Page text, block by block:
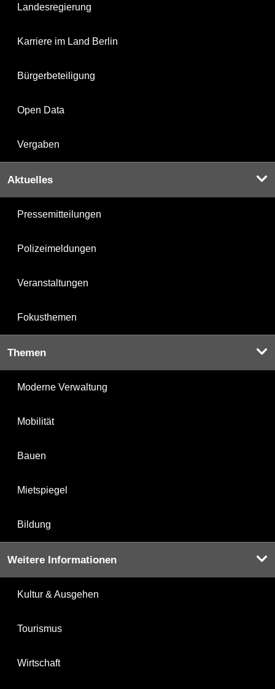
Landesregierung
Karriere im Land Berlin
Bürgerbeteiligung
Open Data
Vergaben
Aktuelles
Pressemitteilungen
Polizeimeldungen
Veranstaltungen
Fokusthemen
Themen
Moderne Verwaltung
Mobilität
Bauen
Mietspiegel
Bildung
Weitere Informationen
Kultur & Ausgehen
Tourismus
Wirtschaft